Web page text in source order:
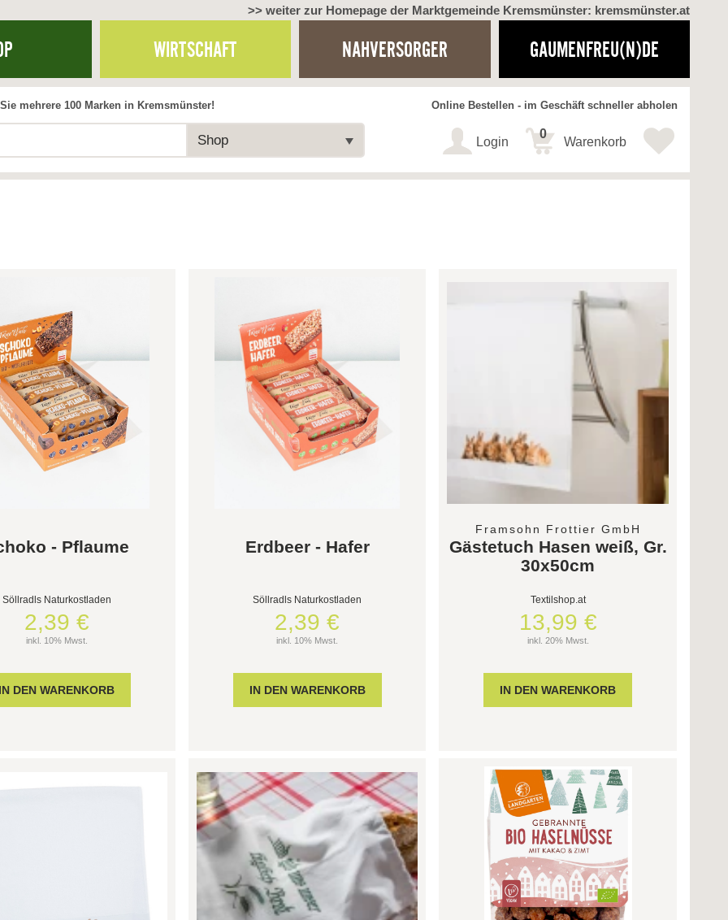
>> weiter zur Homepage der Marktgemeinde Kremsmünster: kremsmünster.at
WIRTSCHAFT NAHVERSORGER GAUMENFREU(N)DE
Shop
mehrere 100 Marken in Kremsmünster! Online Bestellen - im Geschäft schneller abholen
Login Warenkorb
0
- Pflaume
Söllradls Naturkostladen
2,39 €
inkl. 10% Mwst.
Erdbeer - Hafer
Söllradls Naturkostladen
2,39 €
inkl. 10% Mwst.
Framsohn Frottier GmbH
Gästetuch Hasen weiß, Gr.
30x50cm
Textilshop.at
13,99 €
inkl. 20% Mwst.